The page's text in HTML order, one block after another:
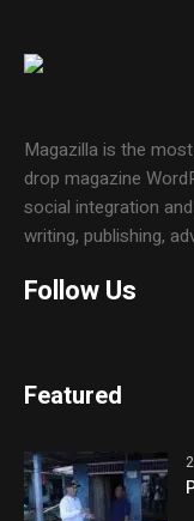
Magazilla is the
drop magazine
social integration
writing, publishing,
Follow Us
Featured